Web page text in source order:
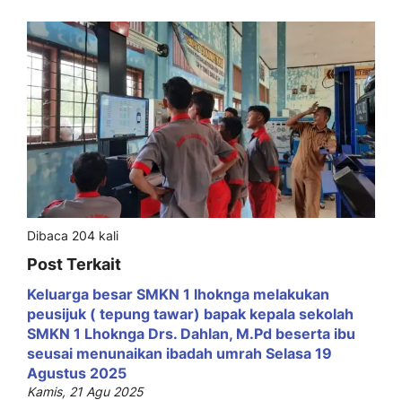
Dibaca 204 kali
Post Terkait
Keluarga besar SMKN 1 lhoknga melakukan
peusijuk ( tepung tawar) bapak kepala sekolah
SMKN 1 Lhoknga Drs. Dahlan, M.Pd beserta ibu
seusai menunaikan ibadah umrah Selasa 19
Agustus 2025
Kamis, 21 Agu 2025